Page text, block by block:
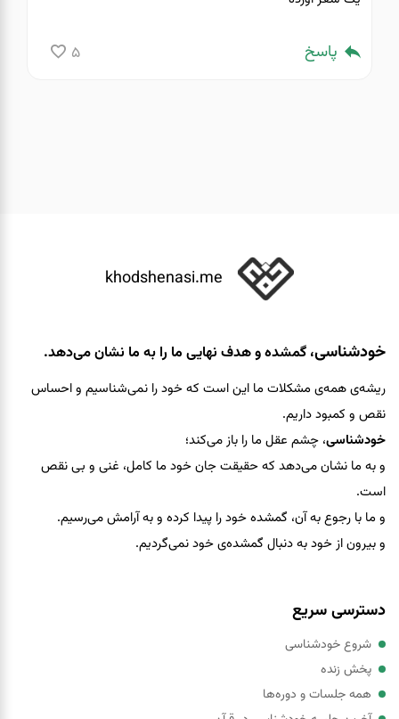
پاسخ 5
khodshenasi.me
خودشناسی، گمشده و هدف نهایی ما را به ما نشان می‌دهد.
ریشه‌ی همه‌ی مشکلات ما این است که خود را نمی‌شناسیم و احساس
نقص و کمبود داریم.
خودشناسی، چشم عقل ما را باز می‌کند؛
و به ما نشان می‌دهد که حقيقت جان خود ما کامل، غنی و بی نقص
است.
و ما با رجوع به آن، گمشده خود را پيدا کرده و به آرامش می‌رسیم.
و بیرون از خود به دنبال گمشده‌ی خود نمی‌گردیم.
دسترسی سریع
شروع خودشناسی
پخش زنده
همه جلسات و دوره‌ها